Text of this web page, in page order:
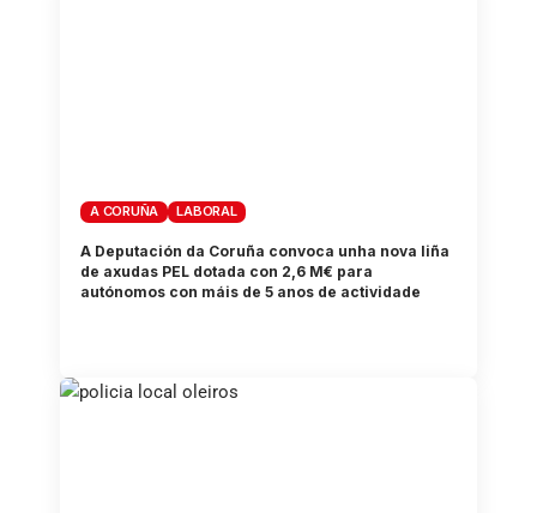
A CORUÑA LABORAL
A Deputación da Coruña convoca unha nova liña
de axudas PEL dotada con 2,6 M€ para
autónomos con máis de 5 anos de actividade